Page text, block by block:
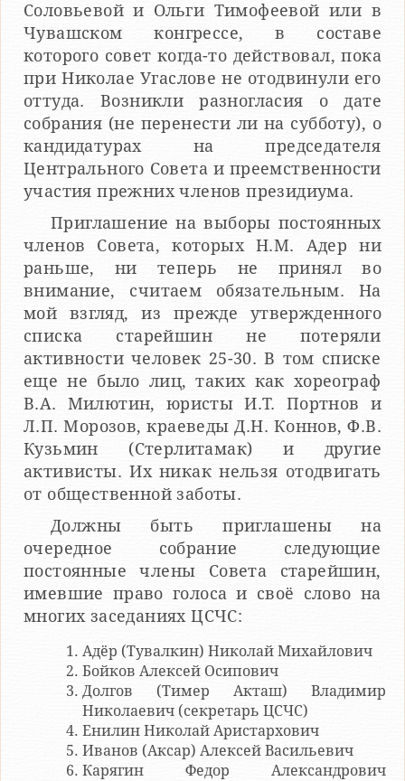
Соловьевой и Ольги Тимофеевой или в
Чувашском конгрессе, в составе
которого совет когда-то действовал, пока
при Николае Угаслове не отодвинули его
оттуда. Возникли разногласия о дате
собрания (не перенести ли на субботу), о
кандидатурах на председателя
Центрального Совета и преемственности
участия прежних членов президиума.
Приглашение на выборы постоянных
членов Совета, которых Н.М. Адер ни
раньше, ни теперь не принял во
внимание, считаем обязательным. На
мой взгляд, из прежде утвержденного
списка старейшин не потеряли
активности человек 25-30. В том списке
еще не было лиц, таких как хореограф
В.А. Милютин, юристы И.Т. Портнов и
Л.П. Морозов, краеведы Д.Н. Коннов, Ф.В.
Кузьмин (Стерлитамак) и другие
активисты. Их никак нельзя отодвигать
от общественной заботы.
Должны быть приглашены на
очередное собрание следующие
постоянные члены Совета старейшин,
имевшие право голоса и своё слово на
многих заседаниях ЦСЧС:
Адёр (Тувалкин) Николай Михайлович
Бойков Алексей Осипович
Долгов (Тимер Акташ) Владимир
Николаевич (секретарь ЦСЧС)
Енилин Николай Аристархович
Иванов (Аксар) Алексей Васильевич
Карягин Федор Александрович